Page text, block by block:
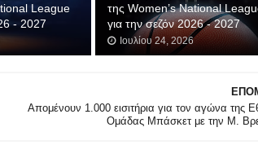
League
- 2027
της Women’s National
για την σεζόν 2026 - 2027
Ιουλίου 24, 2026
Απομένουν 1.000 εισιτήρια για τον αγώνα της
Ομάδας Μπάσκετ με την Μ.